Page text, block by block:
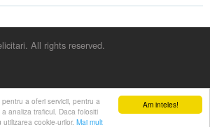
Am inteles!
a oferi servicii, pentru a
analiza traficul. Daca folositi
cookie-urilor. Mai mult
All rights reserved.